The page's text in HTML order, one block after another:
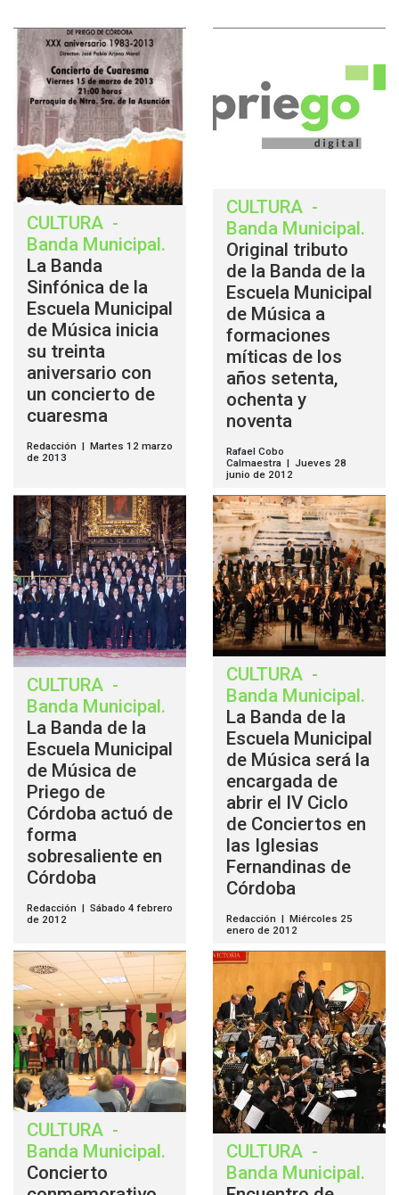
CULTURA -
Banda Municipal .
La Banda
Sinfónica de la
Escuela Municipal
de Música inicia
su treinta
aniversario con
un concierto de
cuaresma
Redacción | Martes 12 marzo
de 2013
CULTURA -
Banda Municipal.
Original tributo
de la Banda de la
Escuela Municipal
de Música a
formaciones
míticas de los
años setenta,
ochenta y
noventa
Rafael Cobo
Calmaestra | Jueves 28
junio de 2012
CULTURA -
Banda Municipal.
La Banda de la
Escuela Municipal
de Música de
Priego de
Córdoba actuó de
forma
sobresaliente en
Córdoba
Redacción | Sábado 4 febrero
de 2012
CULTURA -
Banda Municipal.
La Banda de la
Escuela Municipal
de Música será la
encargada de
abrir el IV Ciclo
de Conciertos en
las Iglesias
Fernandinas de
Córdoba
Redacción | Miércoles 25
enero de 2012
CULTURA -
Banda Municipal.
Concierto
CULTURA -
Banda Municipal.